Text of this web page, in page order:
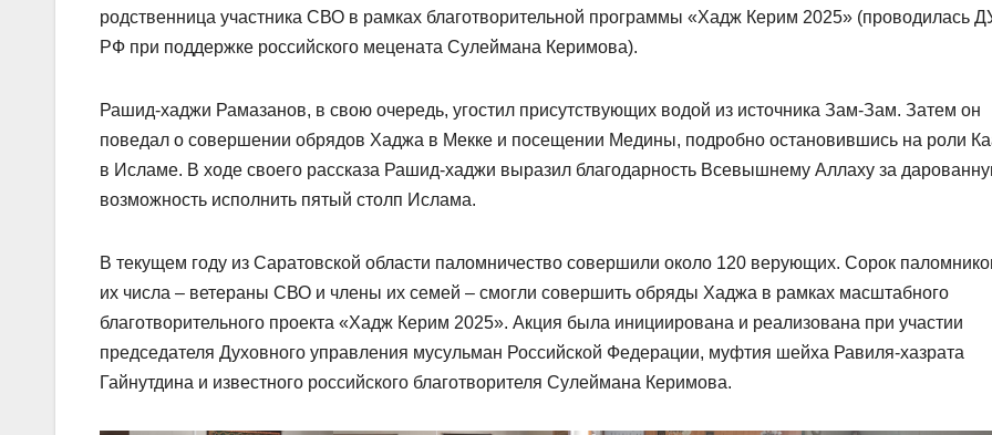
родственница участника СВО в рамках благотворительной программы «Хадж Керим 2025» (проводилась
РФ при поддержке российского мецената Сулеймана Керимова).
Рашид-хаджи Рамазанов, в свою очередь, угостил присутствующих водой из источника Зам-Зам. Затем он
поведал о совершении обрядов Хаджа в Мекке и посещении Медины, подробно остановившись на роли
в Исламе. В ходе своего рассказа Рашид-хаджи выразил благодарность Всевышнему Аллаху за
возможность исполнить пятый столп Ислама.
В текущем году из Саратовской области паломничество совершили около 120 верующих. Сорок
их числа – ветераны СВО и члены их семей – смогли совершить обряды Хаджа в рамках масштабного
благотворительного проекта «Хадж Керим 2025». Акция была инициирована и реализована при участии
председателя Духовного управления мусульман Российской Федерации, муфтия шейха Равиля-хазрата
Гайнутдина и известного российского благотворителя Сулеймана Керимова.